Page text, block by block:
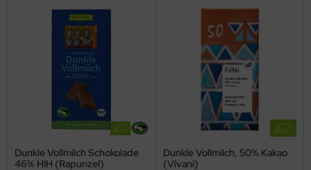
Dunkle Vollmilch Schokolade
46% HIH (Rapunzel)
Dunkle Vollmilch, 50% Kakao
(Vivani)